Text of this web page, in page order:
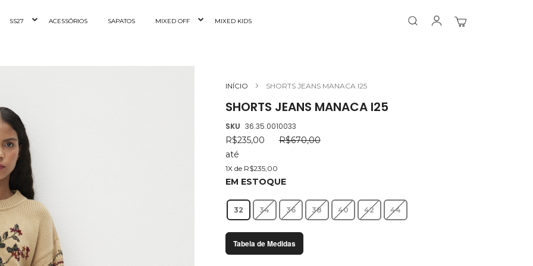
SS27 ACESSÓRIOS SAPATOS MIXED OFF MIXED KIDS Search
Meu Carrinho
INÍCIO SHORTS JEANS MANACA I25
SHORTS JEANS MANACA I25
SKU 36.35.0010033
R$235,00
R$670,00
até
1X de R$235,00
EM ESTOQUE
32 34 36 38 40 42 44
Tabela de Medidas